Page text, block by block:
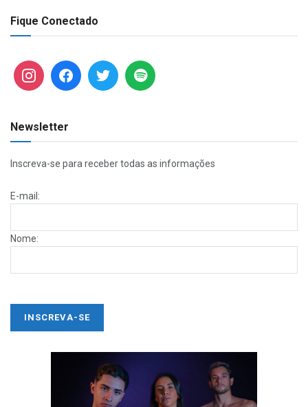
Fique Conectado
Newsletter
Inscreva-se para receber todas as informações
E-mail:
Nome: